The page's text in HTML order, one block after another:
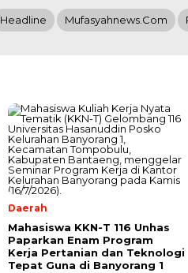
Headline Mufasyahnews.com
Daerah
Mahasiswa KKN-T 116 Unhas
Paparkan Enam Program
Kerja Pertanian dan Teknologi
Tepat Guna di Banyorang 1